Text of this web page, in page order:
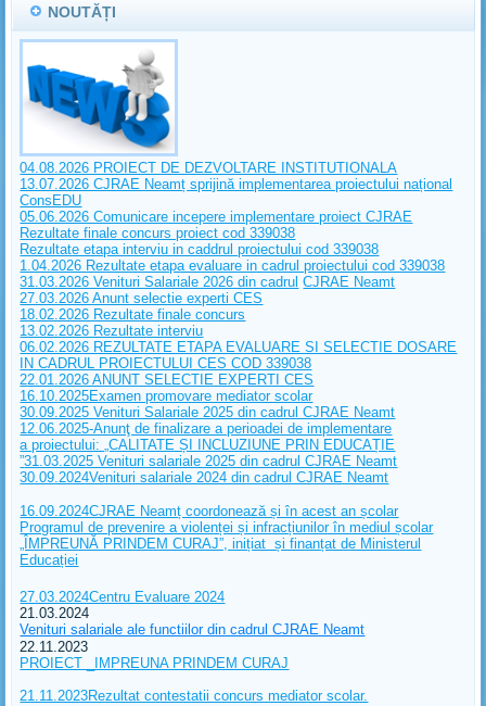
NOUTĂȚI
04.08.2026 PROIECT DE DEZVOLTARE INSTITUTIONALA
13.07.2026 CJRAE Neamț sprijină implementarea proiectului național
ConsEDU
05.06.2026 Comunicare incepere implementare proiect CJRAE
Rezultate finale concurs proiect cod 339038
Rezultate etapa interviu in caddrul proiectului cod 339038
1.04.2026 Rezultate etapa evaluare in cadrul proiectului cod 339038
31.03.2026 Venituri Salariale 2026 din cadrul CJRAE Neamt
27.03.2026 Anunt selectie experti CES
18.02.2026 Rezultate finale concurs
13.02.2026 Rezultate interviu
06.02.2026 REZULTATE ETAPA EVALUARE SI SELECTIE DOSARE
IN CADRUL PROIECTULUI CES COD 339038
22.01.2026 ANUNT SELECTIE EXPERTI CES
16.10.2025Examen promovare mediator scolar
30.09.2025 Venituri Salariale 2025 din cadrul CJRAE Neamt
12.06.2025-Anunţ de finalizare a perioadei de implementare
a proiectului: „CALITATE ȘI INCLUZIUNE PRIN EDUCAȚIE
”31.03.2025 Venituri salariale 2025 din cadrul CJRAE Neamt
30.09.2024Venituri salariale 2024 din cadrul CJRAE Neamt
16.09.2024CJRAE Neamț coordonează și în acest an școlar
Programul de prevenire a violenței și infracțiunilor în mediul școlar
„ÎMPREUNĂ PRINDEM CURAJ”, inițiat și finanțat de Ministerul
Educației
27.03.2024Centru Evaluare 2024
21.03.2024
Venituri salariale ale functiilor din cadrul CJRAE Neamt
22.11.2023
PROIECT _IMPREUNA PRINDEM CURAJ
21.11.2023Rezultat contestatii concurs mediator scolar.